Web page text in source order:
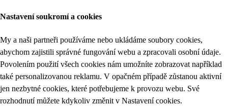
Nastavení soukromí a cookies
My a naši partneři používáme nebo ukládáme soubory cookies,
abychom zajistili správné fungování webu a zpracovali osobní údaje.
Povolením použití všech cookies nám umožníte zobrazovat například
také personalizovanou reklamu. V opačném případě zůstanou aktivní
jen nezbytné cookies, které potřebujeme k provozu webu. Své
rozhodnutí můžete kdykoliv změnit v Nastavení cookies.